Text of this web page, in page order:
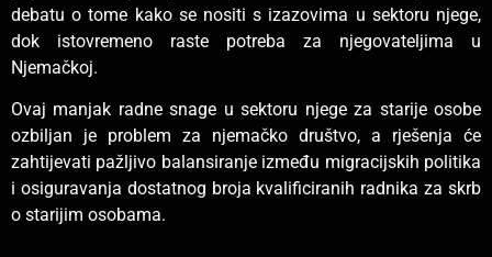
debatu o tome kako se nositi s izazovima u sektoru njege,
dok istovremeno raste potreba za njegovateljima u
Njemačkoj.
Ovaj manjak radne snage u sektoru njege za starije osobe
ozbiljan je problem za njemačko društvo, a rješenja će
zahtijevati pažljivo balansiranje između migracijskih politika
i osiguravanja dostatnog broja kvalificiranih radnika za skrb
o starijim osobama.